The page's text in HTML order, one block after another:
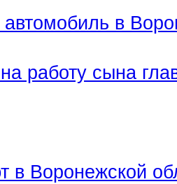
в
работу сына
в Воронежской